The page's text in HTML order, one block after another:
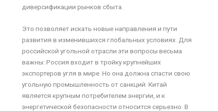
диверсификации рынков сбыта.
Это позволяет искать новые направления и пути
развития в изменившихся глобальных условиях. Для
российской угольной отрасли эти вопросы весьма
важны: Россия входит в тройку крупнейших
экспортеров угля в мире. Но она должна спасти свою
угольную промышленность от санкций. Китай
является крупным потребителем энергии, и к
энергетической безопасности относится серьезно. В